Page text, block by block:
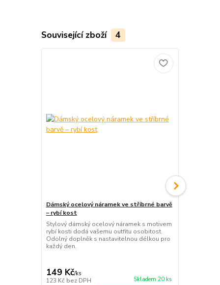
Související zboží 4
Dámský ocelový náramek ve stříbrné barvě
– rybí kost
Stylový dámský ocelový náramek s motivem
rybí kosti dodá vašemu outfitu osobitost.
Odolný doplněk s nastavitelnou délkou pro
každý den.
149 Kč/ks
123 Kč bez DPH Skladem 20 ks